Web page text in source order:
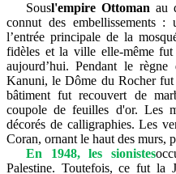
Sousl'empire Ottomanau
connut des embellissements
l’entrée principale de la
fidèles et la ville elle-même fut
aujourd’hui. Pendant le
Kanuni, le Dôme du Rocher fut
bâtiment fut recouvert de
coupole de feuilles d'or. Les
décorés de calligraphies. Les
Coran, ornant le haut des murs,
En 1948, les sionistes
Palestine. Toutefois, ce fut la